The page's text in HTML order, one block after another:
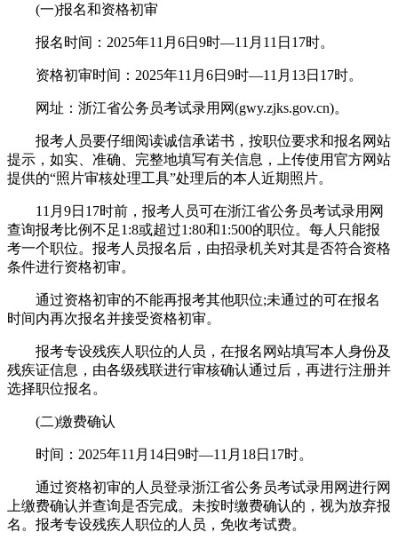
(一)报名和资格初审
报名时间：2025年11月6日9时—11月11日17时。
资格初审时间：2025年11月6日9时—11月13日17时。
网址：浙江省公务员考试录用网(gwy.zjks.gov.cn)。
报考人员要仔细阅读诚信承诺书，按职位要求和报名网站
提示，如实、准确、完整地填写有关信息，上传使用官方网站
提供的“照片审核处理工具”处理后的本人近期照片。
11月9日17时前，报考人员可在浙江省公务员考试录用网
查询报考比例不足1:8或超过1:80和1:500的职位。每人只能报
考一个职位。报考人员报名后，由招录机关对其是否符合资格
条件进行资格初审。
通过资格初审的不能再报考其他职位;未通过的可在报名
时间内再次报名并接受资格初审。
报考专设残疾人职位的人员，在报名网站填写本人身份及
残疾证信息，由各级残联进行审核确认通过后，再进行注册并
选择职位报名。
(二)缴费确认
时间：2025年11月14日9时—11月18日17时。
通过资格初审的人员登录浙江省公务员考试录用网进行网
上缴费确认并查询是否完成。未按时缴费确认的，视为放弃报
名。报考专设残疾人职位的人员，免收考试费。